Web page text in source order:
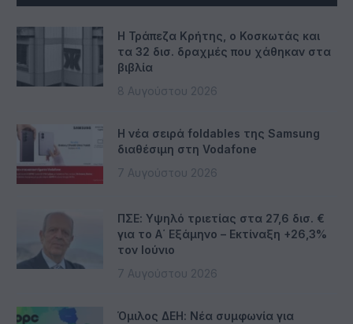
Η Τράπεζα Κρήτης, ο Κοσκωτάς και
τα 32 δισ. δραχμές που χάθηκαν στα
βιβλία
8 Αυγούστου 2026
Η νέα σειρά foldables της Samsung
διαθέσιμη στη Vodafone
7 Αυγούστου 2026
ΠΣΕ: Υψηλό τριετίας στα 27,6 δισ. €
για το Α΄ Εξάμηνο – Εκτίναξη +26,3%
τον Ιούνιο
7 Αυγούστου 2026
Όμιλος ΔΕΗ: Νέα συμφωνία για